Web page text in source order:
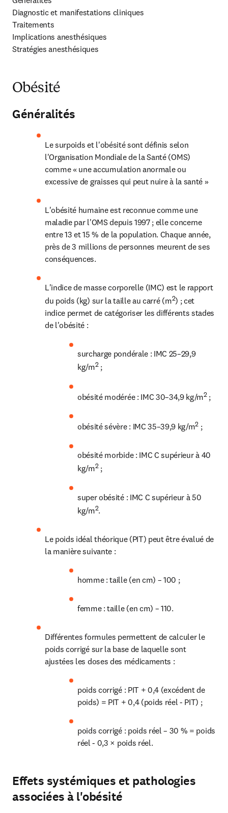
Diagnostic et manifestations cliniques
Traitements
Implications anesthésiques
Stratégies anesthésiques
Obésité
Généralités
Le surpoids et l'obésité sont définis selon
l'Organisation Mondiale de la Santé (OMS)
comme « une accumulation anormale ou
excessive de graisses qui peut nuire à la santé »
L'obésité humaine est reconnue comme une
maladie par l'OMS depuis 1997 ; elle concerne
entre 13 et 15 % de la population. Chaque année,
près de 3 millions de personnes meurent de ses
conséquences.
L'indice de masse corporelle (IMC) est le rapport
du poids (kg) sur la taille au carré (m2) ; cet
indice permet de catégoriser les différents stades
de l'obésité :
surcharge pondérale : IMC 25–29,9
kg/m2 ;
obésité modérée : IMC 30–34,9 kg/m2 ;
obésité sévère : IMC 35–39,9 kg/m2 ;
obésité morbide : IMC C supérieur à 40
kg/m2 ;
super obésité : IMC C supérieur à 50
kg/m2.
Le poids idéal théorique (PIT) peut être évalué de
la manière suivante :
homme : taille (en cm) – 100 ;
femme : taille (en cm) – 110.
Différentes formules permettent de calculer le
poids corrigé sur la base de laquelle sont
ajustées les doses des médicaments :
poids corrigé : PIT + 0,4 (excédent de
poids) = PIT + 0,4 (poids réel - PIT) ;
poids corrigé : poids réel – 30 % = poids
réel - 0,3 × poids réel.
Effets systémiques et pathologies
associées à l'obésité